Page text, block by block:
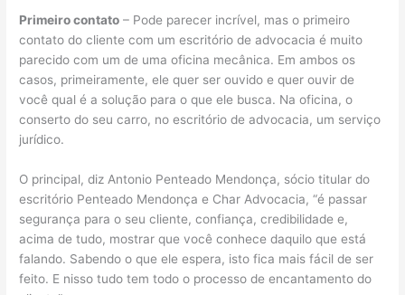
Primeiro contato – Pode parecer incrível, mas o primeiro
contato do cliente com um escritório de advocacia é muito
parecido com um de uma oficina mecânica. Em ambos os
casos, primeiramente, ele quer ser ouvido e quer ouvir de
você qual é a solução para o que ele busca. Na oficina, o
conserto do seu carro, no escritório de advocacia, um serviço
jurídico.
O principal, diz Antonio Penteado Mendonça, sócio titular do
escritório Penteado Mendonça e Char Advocacia, “é passar
segurança para o seu cliente, confiança, credibilidade e,
acima de tudo, mostrar que você conhece daquilo que está
falando. Sabendo o que ele espera, isto fica mais fácil de ser
feito. E nisso tudo tem todo o processo de encantamento do